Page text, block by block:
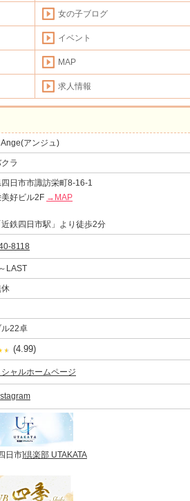
女の子ブログ
イベント
MAP
求人情報
アンジュ)
ラ
日市市諏訪栄町8-16-1
好ビル2F →MAP
鉄四日市駅」より徒歩2分
8118
LAST
ル22卓
★ (4.99)
ャルホームページ
日市]倶楽部 UTAKATA